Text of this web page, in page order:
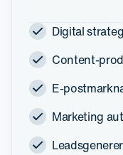
Digital
Content-
E-
Marketing